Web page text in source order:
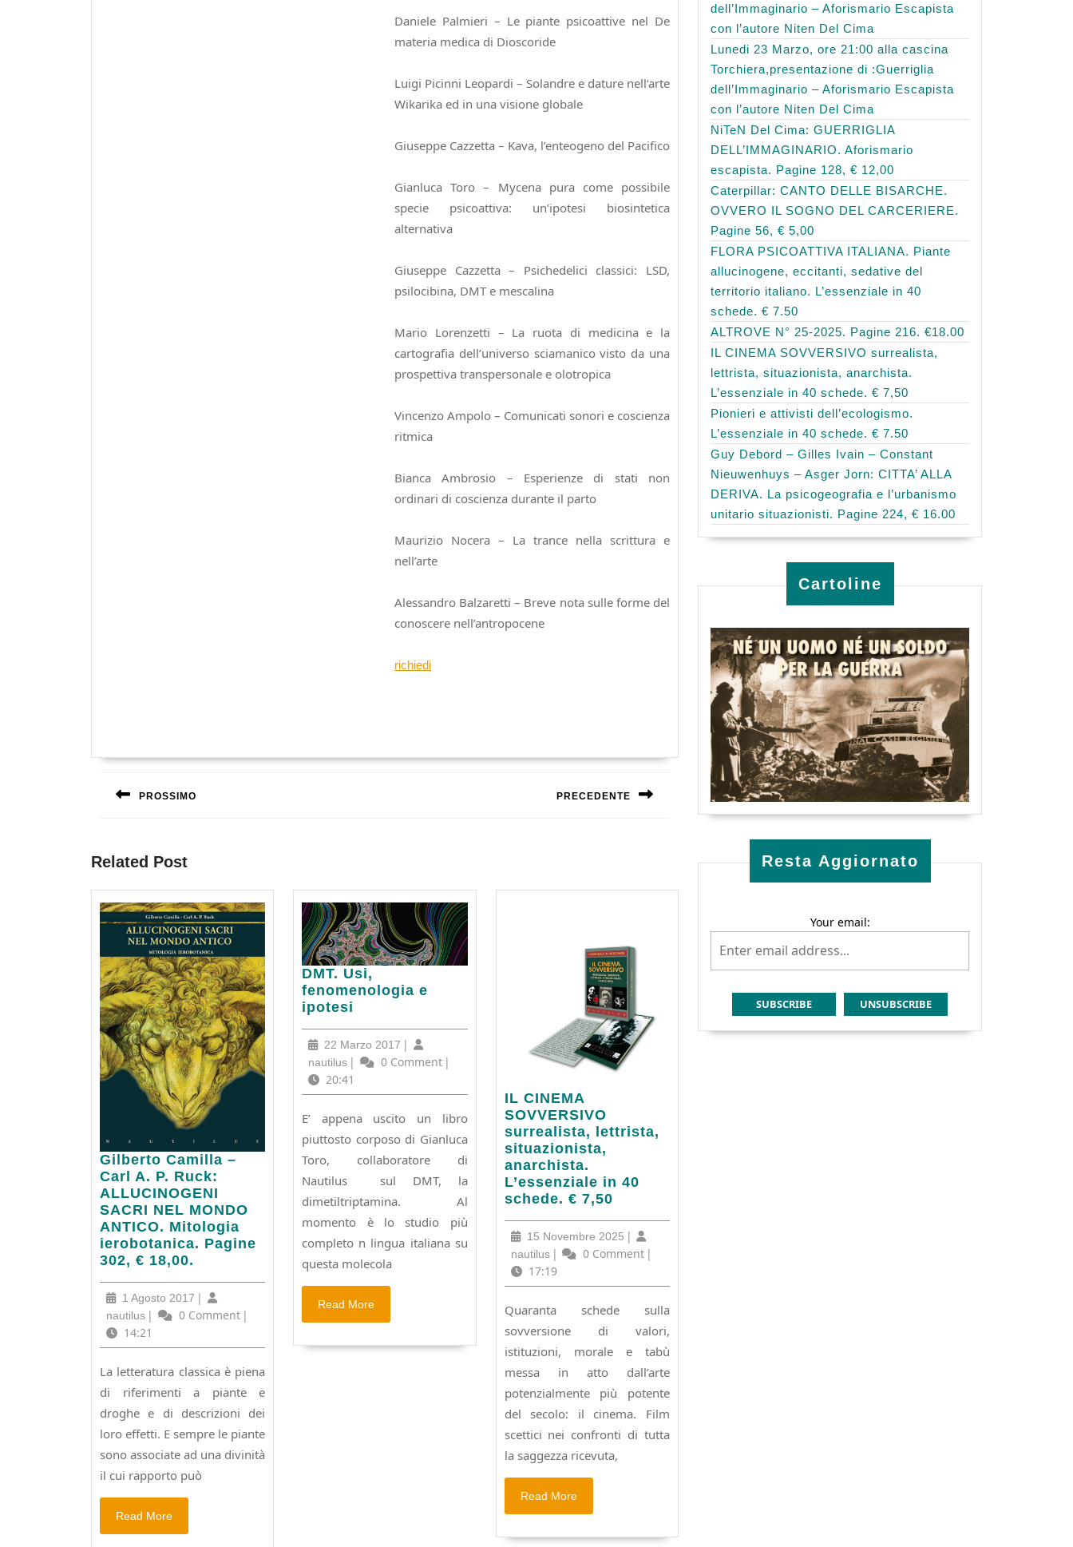
Daniele Palmieri – Le piante psicoattive nel De
materia medica di Dioscoride
Luigi Picinni Leopardi – Solandre e dature nell‘arte
Wikarika ed in una visione globale
Giuseppe Cazzetta – Kava, l’enteogeno del Pacifico
Gianluca Toro – Mycena pura come possibile
specie psicoattiva: un’ipotesi biosintetica
alternativa
Giuseppe Cazzetta – Psichedelici classici: LSD,
psilocibina, DMT e mescalina
Mario Lorenzetti – La ruota di medicina e la
cartografia dell’universo sciamanico visto da una
prospettiva transpersonale e olotropica
Vincenzo Ampolo – Comunicati sonori e coscienza
ritmica
Bianca Ambrosio – Esperienze di stati non
ordinari di coscienza durante il parto
Maurizio Nocera – La trance nella scrittura e
nell’arte
Alessandro Balzaretti – Breve nota sulle forme del
conoscere nell’antropocene
richiedi
Navigazione
articoli
PROSSIMO PRECEDENTE
Related Post
Gilberto Camilla –
Carl A. P. Ruck:
ALLUCINOGENI
SACRI NEL MONDO
ANTICO. Mitologia
ierobotanica. Pagine
302, € 18,00.
Gilberto
Camilla
–
Carl
A.
P.
Ruck:
SACRI
NEL
MONDO
ANTICO.
ierobotanica.
Pagine
302,
€
18,00.
1 Agosto 2017 1
Agosto
|
nautilus nautilus
| 0 Comment |
14:21
La letteratura classica è piena
di riferimenti a piante e
droghe e di descrizioni dei
loro effetti. E sempre le piante
sono associate ad una divinità
il cui rapporto può
Read More
DMT. Usi,
fenomenologia e
ipotesi
DMT.
Usi,
fenomenologia
ipotesi
22 Marzo 2017 22
Marzo
|
nautilus nautilus
| 0 Comment |
20:41
E’ appena uscito un libro
piuttosto corposo di Gianluca
Toro, collaboratore di
Nautilus sul DMT, la
dimetiltriptamina. Al
momento è lo studio più
completo n lingua italiana su
questa molecola
Read More
IL CINEMA
SOVVERSIVO
surrealista, lettrista,
situazionista,
anarchista.
L’essenziale in 40
schede. € 7,50
IL
CINEMA
SOVVERSIVO
surrealista,
lettrista,
situazionista,
anarchista.
in
40
schede.
€
15 Novembre 202515
Novembre
|
nautilusnautilus
| 0 Comment |
17:19
Quaranta schede sulla
sovversione di valori,
istituzioni, morale e tabù
messa in atto dall’arte
potenzialmente più potente
del secolo: il cinema. Film
scettici nei confronti di tutta
la saggezza ricevuta,
Read MoreRead
More
dell’Immaginario – Aforismario Escapista
con l’autore Niten Del Cima
Lunedi 23 Marzo, ore 21:00 alla cascina
Torchiera,presentazione di :Guerriglia
dell’Immaginario – Aforismario Escapista
con l’autore Niten Del Cima
NiTeN Del Cima: GUERRIGLIA
DELL’IMMAGINARIO. Aforismario
escapista. Pagine 128, € 12,00
Caterpillar: CANTO DELLE BISARCHE.
OVVERO IL SOGNO DEL CARCERIERE.
Pagine 56, € 5,00
FLORA PSICOATTIVA ITALIANA. Piante
allucinogene, eccitanti, sedative del
territorio italiano. L’essenziale in 40
schede. € 7.50
ALTROVE N° 25-2025. Pagine 216. €18.00
IL CINEMA SOVVERSIVO surrealista,
lettrista, situazionista, anarchista.
L’essenziale in 40 schede. € 7,50
Pionieri e attivisti dell’ecologismo.
L’essenziale in 40 schede. € 7.50
Guy Debord – Gilles Ivain – Constant
Nieuwenhuys – Asger Jorn: CITTA’ ALLA
DERIVA. La psicogeografia e l’urbanismo
unitario situazionisti. Pagine 224, € 16.00
Cartoline
Resta Aggiornato
Your email: